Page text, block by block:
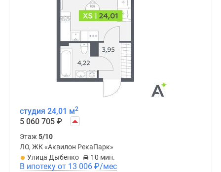
студия 24,01 м2
5 060 705 ₽
Этаж5/10
ЛО, ЖК «Аквилон РекаПарк»
Улица Дыбенко
10 мин.
В ипотеку от 13 006 ₽/мес